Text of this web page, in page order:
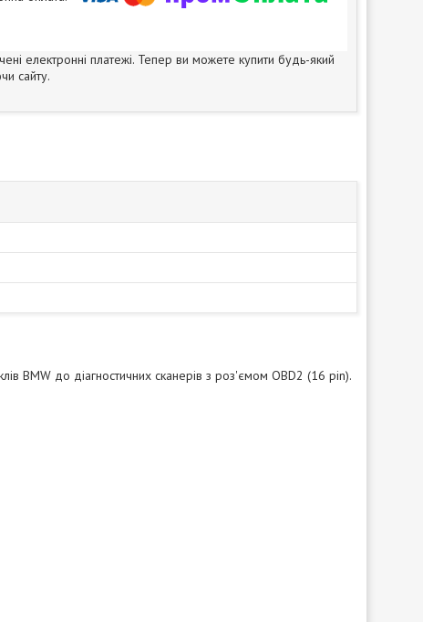
електронні платежі. Тепер ви можете купити будь-який
сайту.
BMW до діагностичних сканерів з роз'ємом OBD2 (16 pin).